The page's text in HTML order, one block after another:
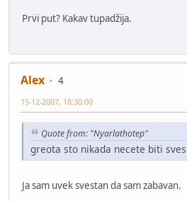
Prvi put? Kakav tupadžija.
Alex
4
15-12-2007, 18:30:00
Quote from: "Nyarlathotep"
greota sto nikada necete biti
Ja sam uvek svestan da sam zabavan.